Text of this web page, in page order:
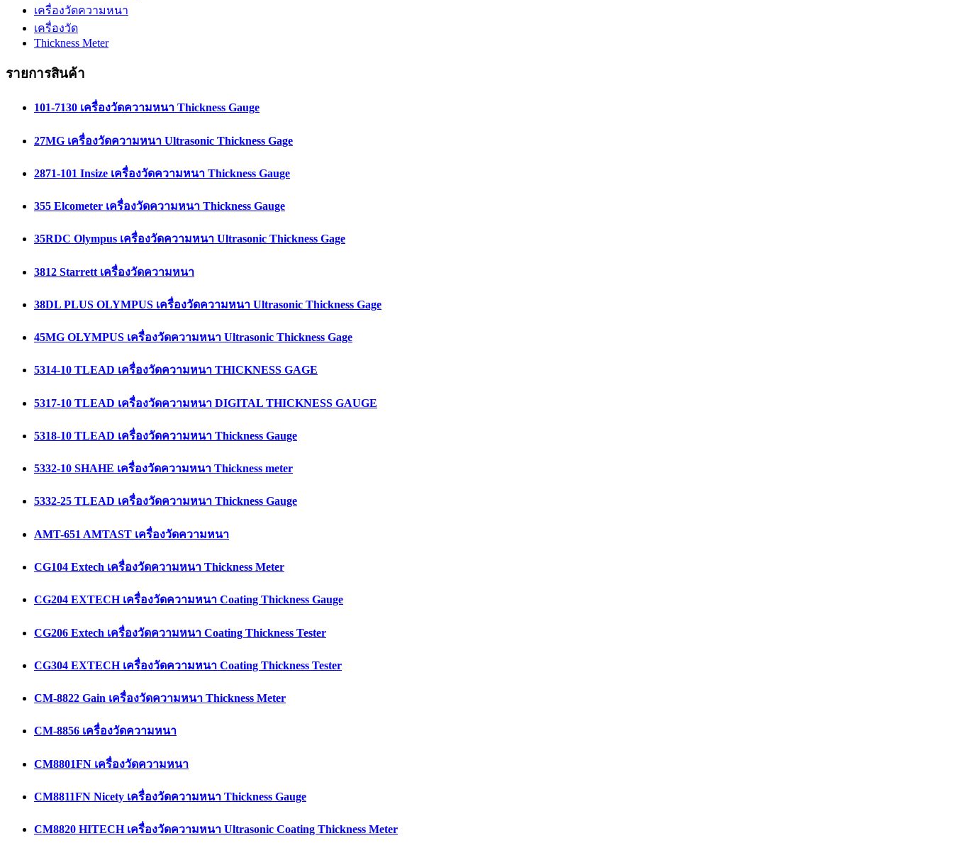
เครื่องวัดความหนา
เครื่องวัด
Thickness Meter
รายการสินค้า
101-7130 เครื่องวัดความหนา Thickness Gauge
27MG เครื่องวัดความหนา Ultrasonic Thickness Gage
2871-101 Insize เครื่องวัดความหนา Thickness Gauge
355 Elcometer เครื่องวัดความหนา Thickness Gauge
35RDC Olympus เครื่องวัดความหนา Ultrasonic Thickness Gage
3812 Starrett เครื่องวัดความหนา
38DL PLUS OLYMPUS เครื่องวัดความหนา Ultrasonic Thickness Gage
45MG OLYMPUS เครื่องวัดความหนา Ultrasonic Thickness Gage
5314-10 TLEAD เครื่องวัดความหนา THICKNESS GAGE
5317-10 TLEAD เครื่องวัดความหนา DIGITAL THICKNESS GAUGE
5318-10 TLEAD เครื่องวัดความหนา Thickness Gauge
5332-10 SHAHE เครื่องวัดความหนา Thickness meter
5332-25 TLEAD เครื่องวัดความหนา Thickness Gauge
AMT-651 AMTAST เครื่องวัดความหนา
CG104 Extech เครื่องวัดความหนา Thickness Meter
CG204 EXTECH เครื่องวัดความหนา Coating Thickness Gauge
CG206 Extech เครื่องวัดความหนา Coating Thickness Tester
CG304 EXTECH เครื่องวัดความหนา Coating Thickness Tester
CM-8822 Gain เครื่องวัดความหนา Thickness Meter
CM-8856 เครื่องวัดความหนา
CM8801FN เครื่องวัดความหนา
CM8811FN Nicety เครื่องวัดความหนา Thickness Gauge
CM8820 HITECH เครื่องวัดความหนา Ultrasonic Coating Thickness Meter